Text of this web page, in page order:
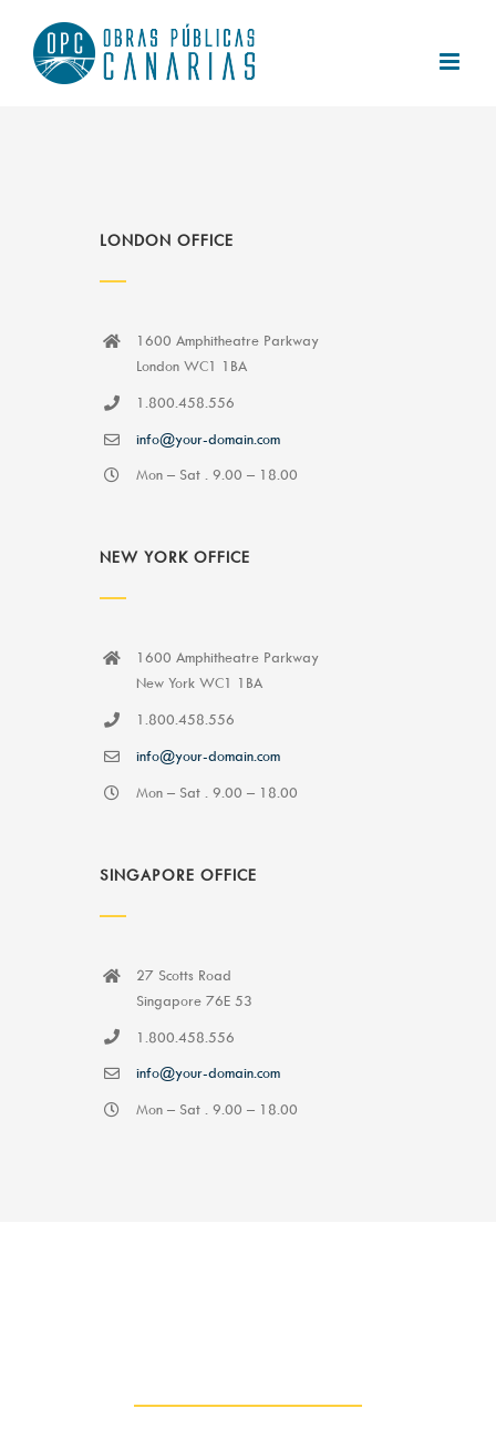
contenido
LONDON OFFICE
1600 Amphitheatre Parkway
London WC1 1BA
1.800.458.556
info@your-domain.com
Mon – Sat . 9.00 – 18.00
NEW YORK OFFICE
1600 Amphitheatre Parkway
New York WC1 1BA
1.800.458.556
info@your-domain.com
Mon – Sat . 9.00 – 18.00
SINGAPORE OFFICE
27 Scotts Road
Singapore 76E 53
1.800.458.556
info@your-domain.com
Mon – Sat . 9.00 – 18.00